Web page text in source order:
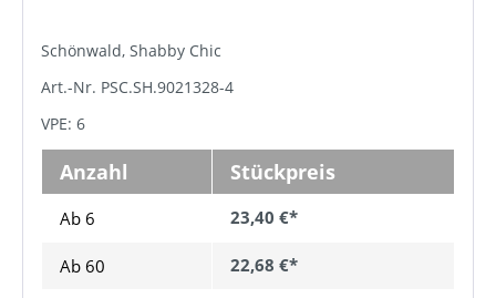
Schönwald, Shabby Chic
Art.-Nr. PSC.SH.9021328-4
VPE: 6
Anzahl Stückpreis
Ab 6 23,40 €*
Ab 60 22,68 €*